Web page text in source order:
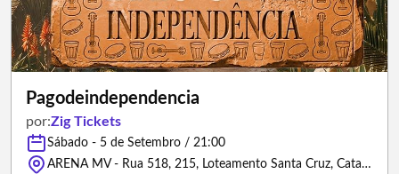
Pagodeindependencia
por:Zig Tickets
Sábado - 5 de Setembro / 21:00
ARENA MV - Rua 518, 215, Loteamento Santa Cruz, Catalão, GO - 75706-550 - Catalão/Goiás